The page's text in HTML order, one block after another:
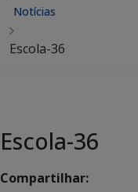
Notícias
Escola-36
Escola-36
Compartilhar: